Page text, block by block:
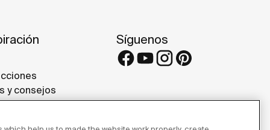
y consejos
de referencia
Síguenos